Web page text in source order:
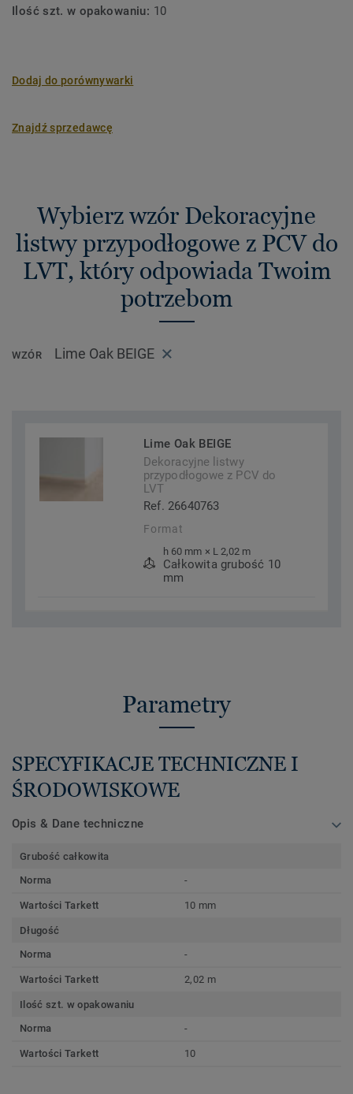
Ilość szt. w opakowaniu: 10
Dodaj do porównywarki
Znajdź sprzedawcę
Wybierz wzór Dekoracyjne
listwy przypodłogowe z PCV do
LVT, który odpowiada Twoim
potrzebom
WZÓR Lime Oak BEIGE
Lime Oak BEIGE
Dekoracyjne listwy
przypodłogowe z PCV do
LVT
Ref. 26640763
Format
h 60 mm × L 2,02 m
Całkowita grubość 10
mm
Parametry
SPECYFIKACJE TECHNICZNE I
ŚRODOWISKOWE
Opis & Dane techniczne
Grubość całkowita
Norma
-
Wartości Tarkett 10 mm
Długość
Norma
-
Wartości Tarkett 2,02 m
Ilość szt. w opakowaniu
Norma
-
Wartości Tarkett 10